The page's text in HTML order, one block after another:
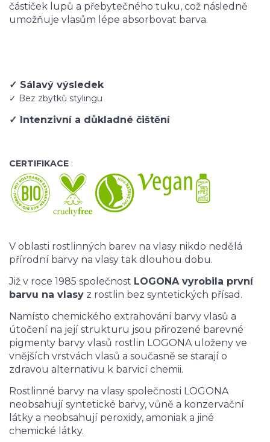
částiček lupů a přebytečného tuku, což následně
umožňuje vlasům lépe absorbovat barva.
✓ Sálavý výsledek
✓ Bez zbytků stylingu
✓ Intenzivní a důkladné čištění
CERTIFIKACE :
V oblasti rostlinných barev na vlasy nikdo nedělá
přírodní barvy na vlasy tak dlouhou dobu.
Již v roce 1985 společnost LOGONA vyrobila první
barvu na vlasy z rostlin bez syntetických přísad.
Namísto chemického extrahování barvy vlasů a
útočení na její strukturu jsou přirozené barevné
pigmenty barvy vlasů rostlin LOGONA uloženy ve
vnějších vrstvách vlasů a současně se starají o
zdravou alternativu k barvicí chemii.
Rostlinné barvy na vlasy společnosti LOGONA
neobsahují syntetické barvy, vůně a konzervační
látky a neobsahují peroxidy, amoniak a jiné
chemické látky.